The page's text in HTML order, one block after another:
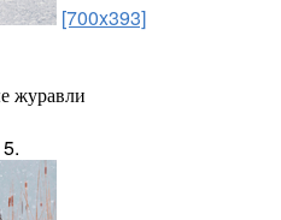
[700x393]
журавли
5.